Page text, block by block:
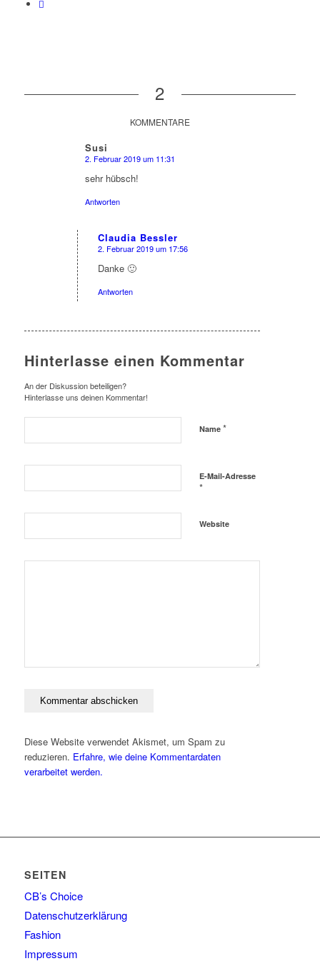
2
KOMMENTARE
Susi
sagte:
2. Februar 2019 um 11:31
sehr hübsch!
Antworten
Claudia Bessler
sagte:
2. Februar 2019 um 17:56
Danke 🙂
Antworten
Hinterlasse einen Kommentar
An der Diskussion beteiligen?
Hinterlasse uns deinen Kommentar!
Name *
E-Mail-Adresse
*
Website
Diese Website verwendet Akismet, um Spam zu
reduzieren. Erfahre, wie deine Kommentardaten
verarbeitet werden.
SEITEN
CB’s Choice
Datenschutzerklärung
Fashion
Impressum